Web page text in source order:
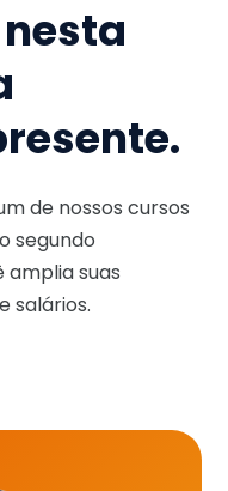
de nossos cursos
segundo
amplia suas
salários.